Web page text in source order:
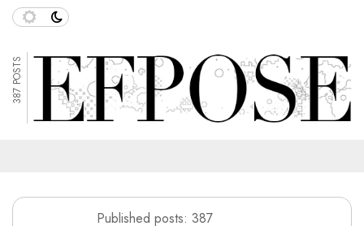
387 POSTS
Published posts: 387